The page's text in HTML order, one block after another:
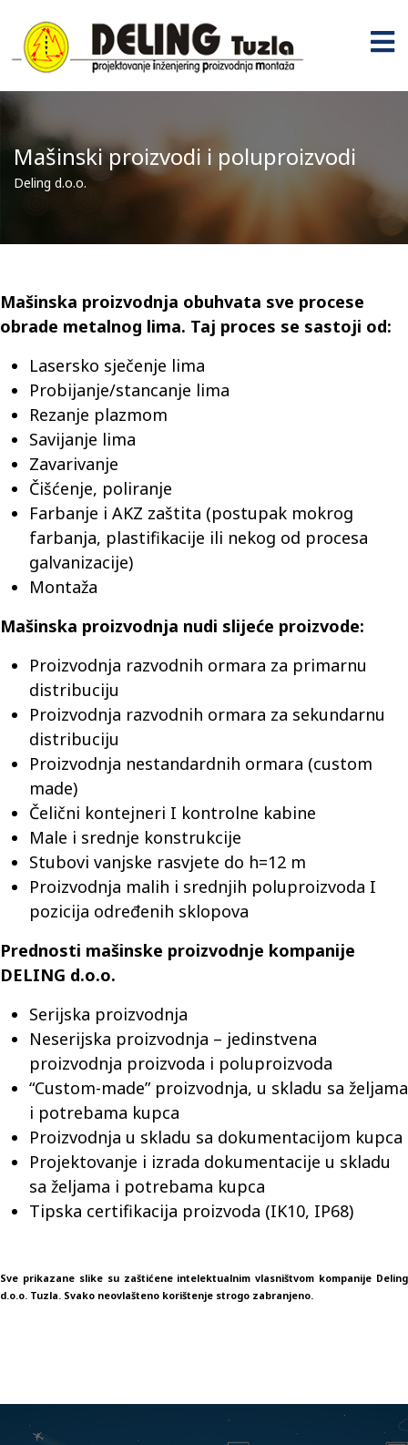
Mašinski proizvodi i poluproizvodi
Deling d.o.o.
Mašinska proizvodnja obuhvata sve procese
obrade metalnog lima. Taj proces se sastoji od:
Lasersko sječenje lima
Probijanje/stancanje lima
Rezanje plazmom
Savijanje lima
Zavarivanje
Čišćenje, poliranje
Farbanje i AKZ zaštita (postupak mokrog
farbanja, plastifikacije ili nekog od procesa
galvanizacije)
Montaža
Mašinska proizvodnja nudi slijeće proizvode:
Proizvodnja razvodnih ormara za primarnu
distribuciju
Proizvodnja razvodnih ormara za sekundarnu
distribuciju
Proizvodnja nestandardnih ormara (custom
made)
Čelični kontejneri I kontrolne kabine
Male i srednje konstrukcije
Stubovi vanjske rasvjete do h=12 m
Proizvodnja malih i srednjih poluproizvoda I
pozicija određenih sklopova
Prednosti mašinske proizvodnje kompanije
DELING d.o.o.
Serijska proizvodnja
Neserijska proizvodnja – jedinstvena
proizvodnja proizvoda i poluproizvoda
“Custom-made” proizvodnja, u skladu sa željama
i potrebama kupca
Proizvodnja u skladu sa dokumentacijom kupca
Projektovanje i izrada dokumentacije u skladu
sa željama i potrebama kupca
Tipska certifikacija proizvoda (IK10, IP68)
Sve prikazane slike su zaštićene intelektualnim vlasništvom kompanije Deling
d.o.o. Tuzla. Svako neovlašteno korištenje strogo zabranjeno.